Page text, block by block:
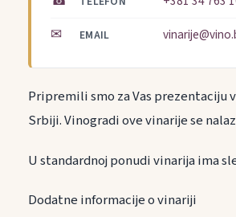
✉ EMAIL
Pripremili smo za Vas prezentaciju
Srbiji. Vinogradi ove vinarije se
U standardnoj ponudi vinarija ima
Dodatne informacije o vinariji